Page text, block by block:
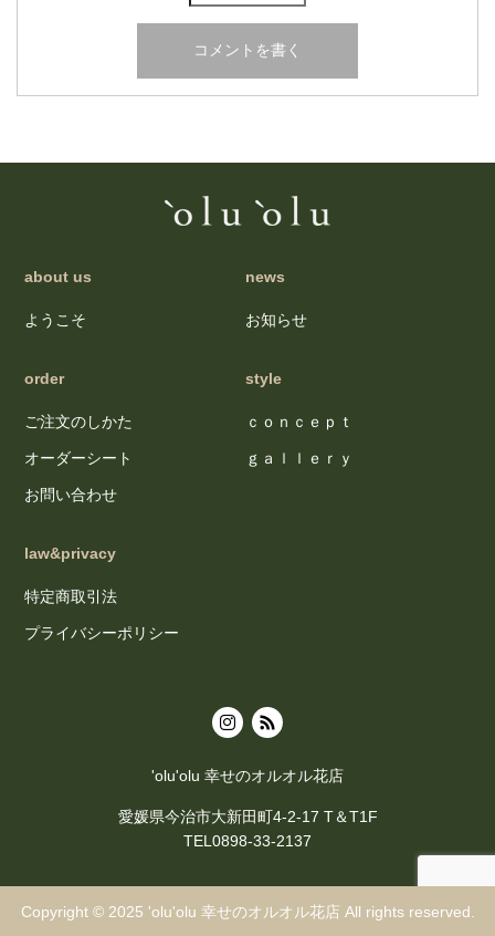
about us
ようこそ
news
お知らせ
order
ご注文のしかた
オーダーシート
お問い合わせ
style
ｃｏｎｃｅｐｔ
ｇａｌｌｅｒｙ
law&privacy
特定商取引法
プライバシーポリシー
'olu'olu 幸せのオルオル花店
愛媛県今治市大新田町4-2-17 T＆T1F
TEL0898-33-2137
Copyright © 2025 'olu'olu 幸せのオルオル花店 All rights reserved.